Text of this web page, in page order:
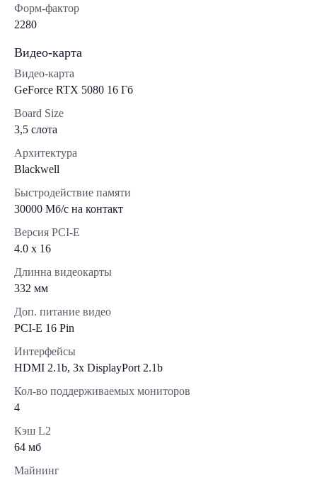
Форм-фактор
2280
Видео-карта
Видео-карта
GeForce RTX 5080 16 Гб
Board Size
3,5 слота
Архитектура
Blackwell
Быстродействие памяти
30000 Мб/с на контакт
Версия PCI-E
4.0 x 16
Длинна видеокарты
332 мм
Доп. питание видео
PCI-E 16 Pin
Интерфейсы
HDMI 2.1b, 3x DisplayPort 2.1b
Кол-во поддерживаемых мониторов
4
Кэш L2
64 мб
Майнинг